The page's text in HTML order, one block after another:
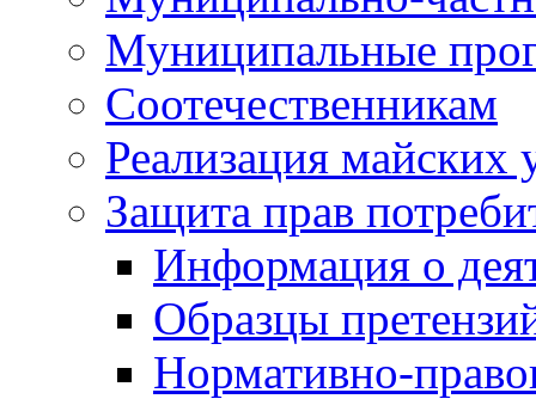
Муниципальные
Соотечественникам
Реализация майских
Защита прав
Информация о
Образцы
Нормативно-